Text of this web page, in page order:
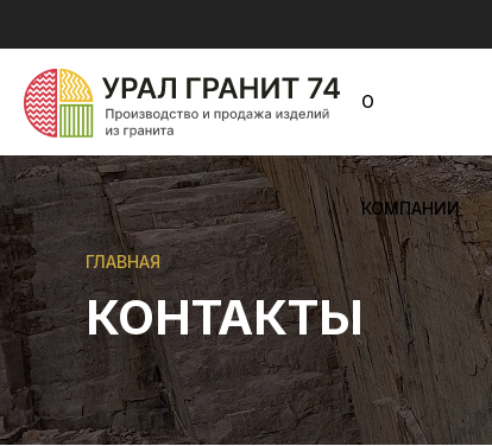
О
КОМПАНИИ
ГЛАВНАЯ
КОНТАКТЫ